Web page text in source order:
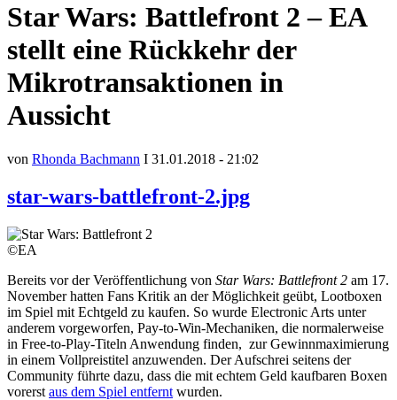
Star Wars: Battlefront 2 – EA
stellt eine Rückkehr der
Mikrotransaktionen in
Aussicht
von Rhonda Bachmann I 31.01.2018 - 21:02
star-wars-battlefront-2.jpg
©EA
Bereits vor der Veröffentlichung von Star Wars: Battlefront 2 am 17.
November hatten Fans Kritik an der Möglichkeit geübt, Lootboxen
im Spiel mit Echtgeld zu kaufen. So wurde Electronic Arts unter
anderem vorgeworfen, Pay-to-Win-Mechaniken, die normalerweise
in Free-to-Play-Titeln Anwendung finden, zur Gewinnmaximierung
in einem Vollpreistitel anzuwenden. Der Aufschrei seitens der
Community führte dazu, dass die mit echtem Geld kaufbaren Boxen
vorerst aus dem Spiel entfernt wurden.